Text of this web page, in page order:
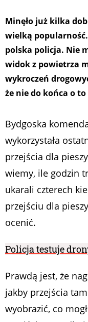
Minęło już kilka
wielką
polska policja. Nie
widok z powietrza
wykroczeń
że nie do końca o
Bydgoska
wykorzystała
przejścia dla
wiemy, ile godzin
ukarali czterech
przejściu dla
ocenić.
Policja testuje
Prawdą jest, że
jakby przejścia
wyobrazić, co